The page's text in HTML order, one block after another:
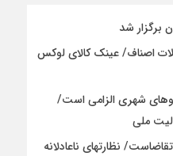
برگزار شد
اصناف/ عینک کالای لوکس
شهری الزامی است/
ملی
توزیع کالاهای اساسی ۳ برابر تقاضاست/ نظارت‎های ناعادلانه